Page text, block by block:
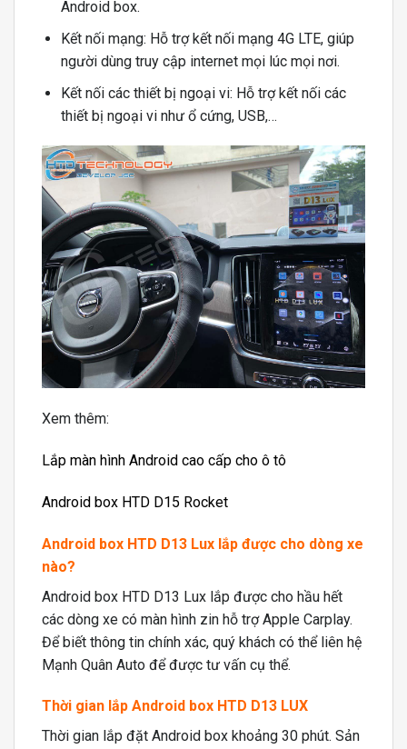
Android box.
Kết nối mạng: Hỗ trợ kết nối mạng 4G LTE, giúp
người dùng truy cập internet mọi lúc mọi nơi.
Kết nối các thiết bị ngoại vi: Hỗ trợ kết nối các
thiết bị ngoại vi như ổ cứng, USB,…
Xem thêm:
Lắp màn hình Android cao cấp cho ô tô
Android box HTD D15 Rocket
Android box HTD D13 Lux lắp được cho dòng xe
nào?
Android box HTD D13 Lux lắp được cho hầu hết
các dòng xe có màn hình zin hỗ trợ Apple Carplay.
Để biết thông tin chính xác, quý khách có thể liên hệ
Mạnh Quân Auto để được tư vấn cụ thể.
Thời gian lắp Android box HTD D13 LUX
Thời gian lắp đặt Android box khoảng 30 phút. Sản